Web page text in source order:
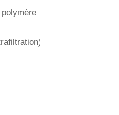
polymère